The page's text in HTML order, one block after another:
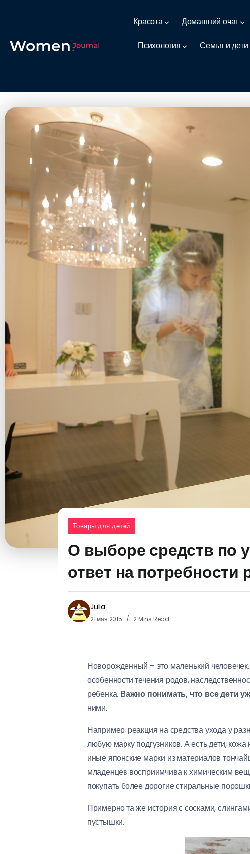
Красота Домашний очаг
Психология Семья и дети
Товары для детей
О выборе средств по
ответ на потребности
Julia
21 мая 2015 2 Mins Read
Новорожденный – это маленький
особенности течения родов,
ребенка. Важно понимать, что все дети
ними.
Например, реакция на средства ухода у
любую марку подгузников. А есть дети,
иные японские марки из материалов
младенцев восприимчива к химическим
покупать более дорогие стиральные
Примерно та же история с сосками,
пустышки.